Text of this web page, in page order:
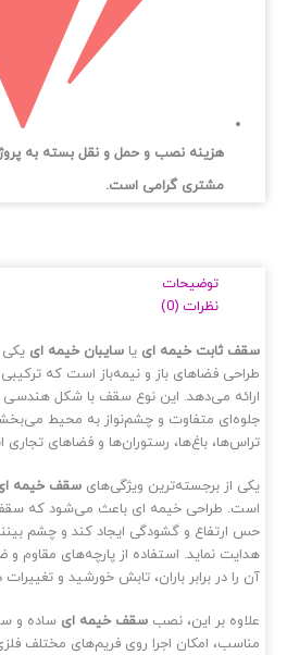
هزینه نصب و حمل و نقل بسته به پروژه
مشتری گرامی است.
توضیحات
نظرات (0)
ثابت خیمه اییاسایبان خیمه‌ اییکی از
فضاهای باز و نیمه‌باز است که ترکیبی از
می‌دهد. این نوع سقف با شکل هندسی خاص
متفاوت و چشم‌نواز به محیط می‌بخشد و
باغ‌ها، رستوران‌ها و فضاهای تجاری
از برجسته‌ترین ویژگی‌هایسقف خیمه‌ ای،
طراحی خیمه‌ ای باعث می‌شود که سقف
ارتفاع و گشودگی ایجاد کند و چشم بیننده
نماید. استفاده از پارچه‌های مقاوم و
را در برابر باران، تابش خورشید و تغییرات دمایی
بر این، نصب سقف خیمه‌ ایساده و سریع
امکان اجرا روی فریم‌های مختلف فلزی یا